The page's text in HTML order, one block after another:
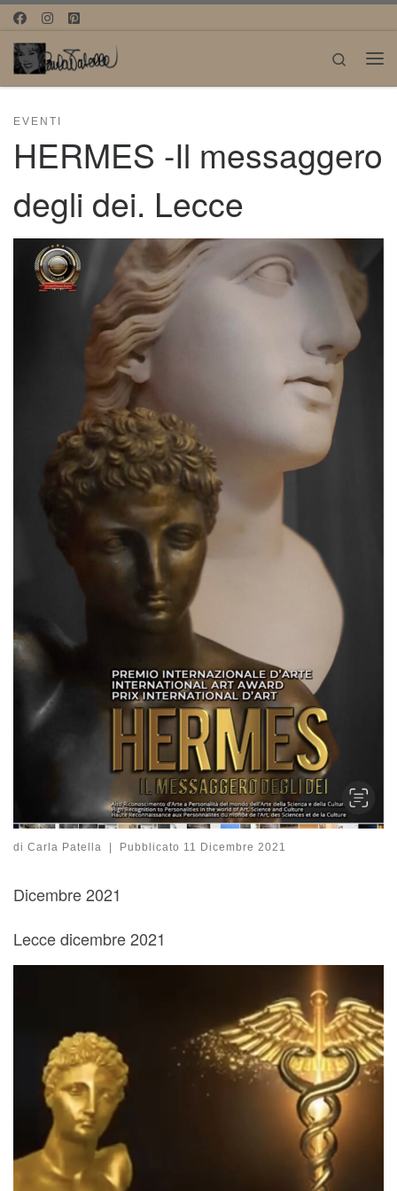
Passa al contenuto
Search
EVENTI
HERMES -Il messaggero
degli dei. Lecce
di Carla Patella Pubblicato 11 Dicembre 2021
Dicembre 2021
Lecce dicembre 2021